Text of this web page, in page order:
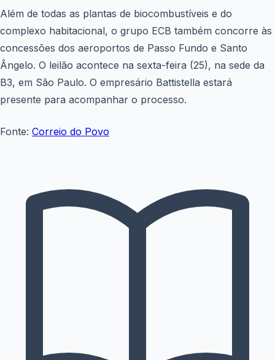
Além de todas as plantas de biocombustíveis e do
complexo habitacional, o grupo ECB também concorre às
concessões dos aeroportos de Passo Fundo e Santo
Ângelo. O leilão acontece na sexta-feira (25), na sede da
B3, em São Paulo. O empresário Battistella estará
presente para acompanhar o processo.
Fonte: Correio do Povo